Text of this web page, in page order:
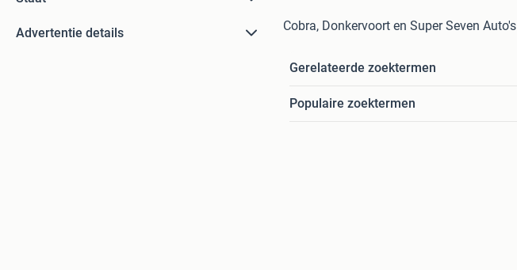
Advertentie details Cobra, Donkervoort en Super Seven Auto's
Gerelateerde zoektermen
Populaire zoektermen